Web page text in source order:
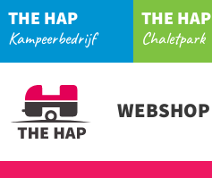
THE HAP
Kampeerbedrijf
THE HAP
Chaletpark
WEBSHOP